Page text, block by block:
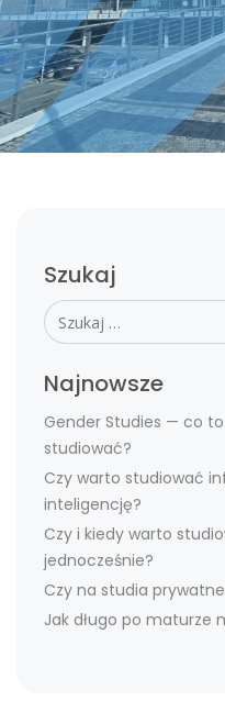
Szukaj
Szukaj
Najnowsze
Gender Studies — co
studiować?
Czy warto studiować
inteligencję?
Czy i kiedy warto
jednocześnie?
Czy na studia
Jak długo po maturze